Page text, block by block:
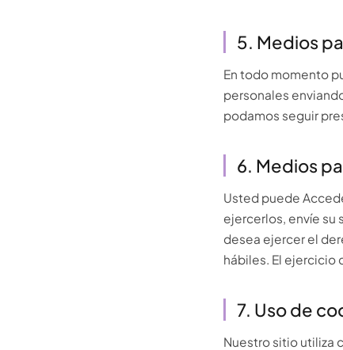
5. Medios
En todo momento
personales
podamos seguir
6. Medios
Usted puede
ejercerlos, envíe su
desea ejercer el
hábiles. El ejercicio
7. Uso de
Nuestro sitio utiliza